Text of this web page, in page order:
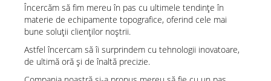
Încercăm să fim mereu în pas cu ultimele tendințe în
materie de echipamente topografice, oferind cele mai
bune soluții clienților noștrii.
Astfel încercam să îi surprindem cu tehnologii inovatoare,
de ultimă oră și de înaltă precizie.